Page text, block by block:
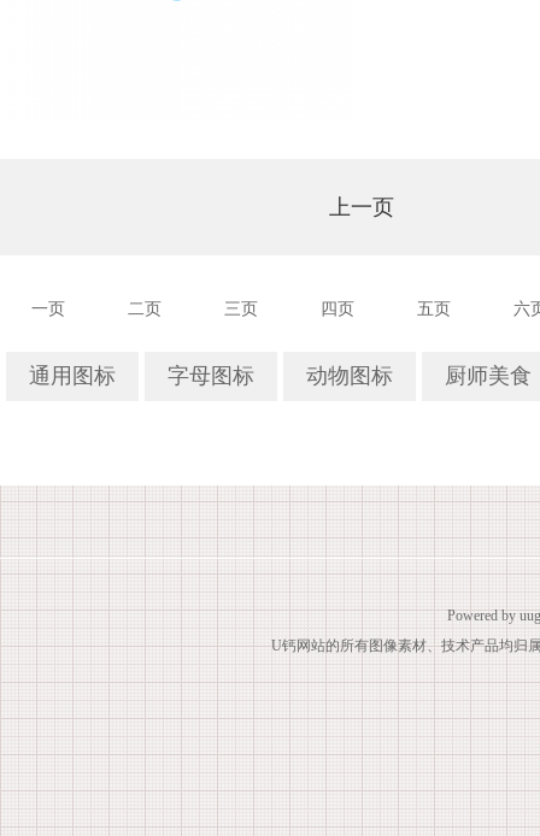
上一页
一页 二页 三页 四页 五页 六
通用图标 字母图标 动物图标 厨师美食
Powered by
U钙网站的所有图像素材、技术产品均归